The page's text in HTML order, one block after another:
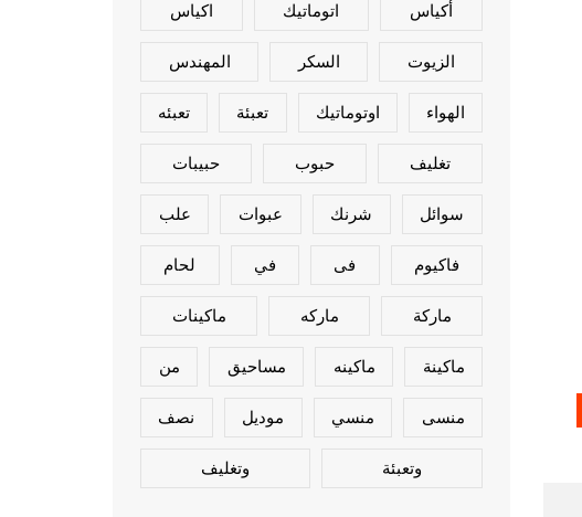
أكياس اتوماتيك اكياس
الزيوت السكر المهندس
الهواء اوتوماتيك تعبئة تعبئه
تغليف حبوب حبيبات
سوائل شرنك عبوات علب
فاكيوم فى في لحام
ماركة ماركه ماكينات
ماكينة ماكينه مساحيق من
منسى منسي موديل نصف
وتعبئة وتغليف